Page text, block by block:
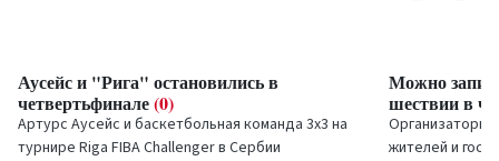
Аусейс и "Рига" остановились в
четвертьфинале(0)
Артурс Аусейс и баскетбольная команда 3х3 на
турнире Riga FIBAChallengerв Сербии
Можно
шествии в
Организаторы
жителей и